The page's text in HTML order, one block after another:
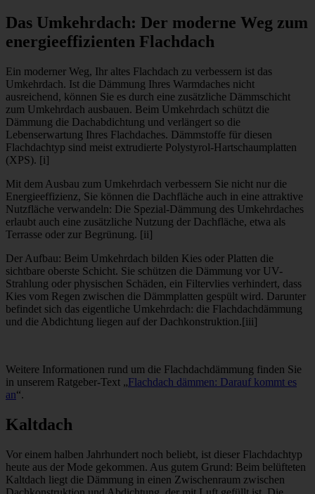
Das Umkehrdach: Der moderne Weg zum
energieeffizienten Flachdach
Ein moderner Weg, Ihr altes Flachdach zu verbessern ist das
Umkehrdach. Ist die Dämmung Ihres Warmdaches nicht
ausreichend, können Sie es durch eine zusätzliche Dämmschicht
zum Umkehrdach ausbauen. Beim Umkehrdach schützt die
Dämmung die Dachabdichtung und verlängert so die
Lebenserwartung Ihres Flachdaches. Dämmstoffe für diesen
Flachdachtyp sind meist extrudierte Polystyrol-Hartschaumplatten
(XPS). [i]
Mit dem Ausbau zum Umkehrdach verbessern Sie nicht nur die
Energieeffizienz, Sie können die Dachfläche auch in eine attraktive
Nutzfläche verwandeln: Die Spezial-Dämmung des Umkehrdaches
erlaubt auch eine zusätzliche Nutzung der Dachfläche, etwa als
Terrasse oder zur Begrünung. [ii]
Der Aufbau: Beim Umkehrdach bilden Kies oder Platten die
sichtbare oberste Schicht. Sie schützen die Dämmung vor UV-
Strahlung oder physischen Schäden, ein Filtervlies verhindert, dass
Kies vom Regen zwischen die Dämmplatten gespült wird. Darunter
befindet sich das eigentliche Umkehrdach: die Flachdachdämmung
und die Abdichtung liegen auf der Dachkonstruktion.[iii]
Weitere Informationen rund um die Flachdachdämmung finden Sie
in unserem Ratgeber-Text „Flachdach dämmen: Darauf kommt es
an“.
Kaltdach
Vor einem halben Jahrhundert noch beliebt, ist dieser Flachdachtyp
heute aus der Mode gekommen. Aus gutem Grund: Beim belüfteten
Kaltdach liegt die Dämmung in einen Zwischenraum zwischen